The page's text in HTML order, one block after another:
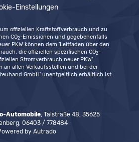
Einstellungen
offiziellen Kraftstoffverbrauch und zu
CO2-Emissionen und gegebenenfalls
PKW können dem 'Leitfaden über den
die offiziellen spezifischen CO2-
Stromverbrauch neuer PKW'
an allen Verkaufsstellen und bei der
GmbH' unentgeltlich erhältlich ist
Automobile, Talstraße 48, 35625
06403 / 778484
by Autrado